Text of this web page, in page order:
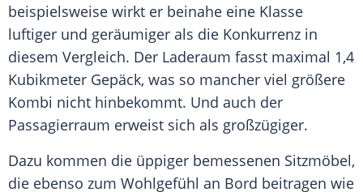
beispielsweise wirkt er beinahe eine Klasse
luftiger und geräumiger als die Konkurrenz in
diesem Vergleich. Der Laderaum fasst maximal 1,4
Kubikmeter Gepäck, was so mancher viel größere
Kombi nicht hinbekommt. Und auch der
Passagierraum erweist sich als großzügiger.
Dazu kommen die üppiger bemessenen Sitzmöbel,
die ebenso zum Wohlgefühl an Bord beitragen wie